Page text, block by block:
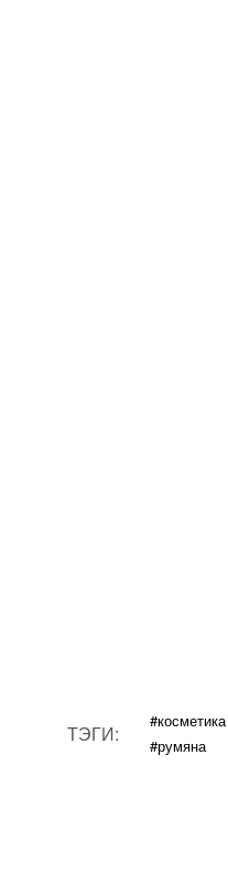
ТЭГИ: #косметика
#румяна